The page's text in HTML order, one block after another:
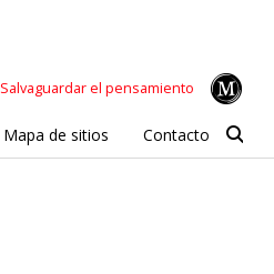
Salvaguardar el pensamiento
Mapa de sitios Contacto